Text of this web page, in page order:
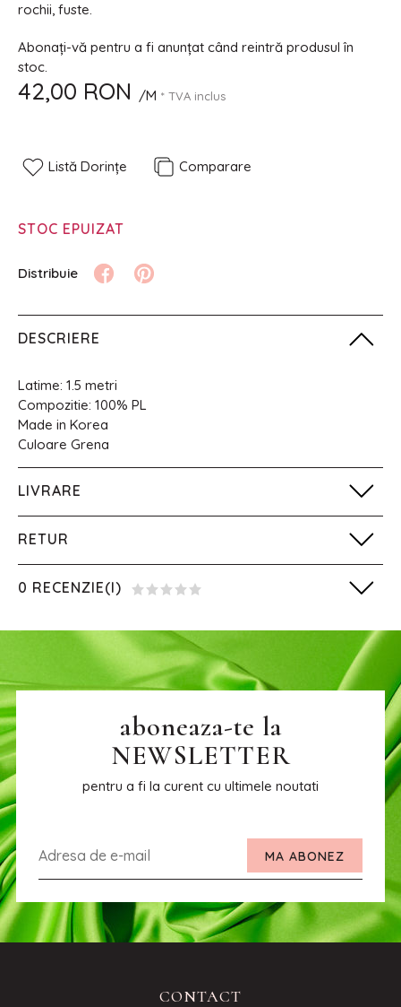
rochii, fuste.
Abonați-vă pentru a fi anunțat când reintră produsul în
stoc.
42,00 RON /M * TVA inclus
Listă Dorințe Comparare
STOC EPUIZAT
DESCRIERE
Latime: 1.5 metri
Compozitie: 100% PL
Made in Korea
Culoare Grena
LIVRARE
RETUR
0 RECENZIE(I)
aboneaza-te la
NEWSLETTER
pentru a fi la curent cu ultimele noutati
MA ABONEZ
CONTACT